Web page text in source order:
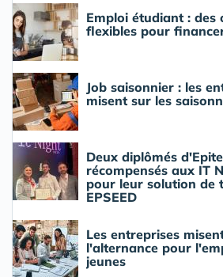
Emploi étudiant : des
flexibles pour
Job saisonnier : les
misent sur les
Deux diplômés
récompensés aux IT
pour leur solution de
EPSEED
Les entreprises
l'alternance pour
jeunes